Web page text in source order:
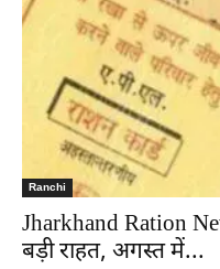
Ranchi
Jharkhand Ration
बड़ी राहत, अगस्त में...